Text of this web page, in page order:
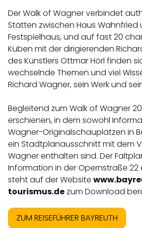
Der Walk of Wagner verbindet
Stätten zwischen Haus Wahnfried
Festspielhaus, und auf fast 20
Kuben mit der dirigierenden
des Künstlers Ottmar Hörl finden
wechselnde Themen und viel
Richard Wagner, sein Werk und
Begleitend zum Walk of Wagner
erschienen, in dem sowohl
Wagner-Originalschauplätzen in
ein Stadtplanausschnitt mit dem
Wagner enthalten sind. Der
Information in der Opernstraße 22
steht auf der Website
tourismus.de zum Download
ZUM REISEFÜHRER BAYREUTH